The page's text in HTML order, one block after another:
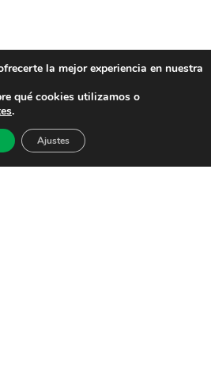
la mejor experiencia en nuestra
qué cookies utilizamos o
.
Ajustes